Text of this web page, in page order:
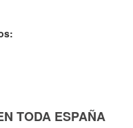
TODA ESPAÑA